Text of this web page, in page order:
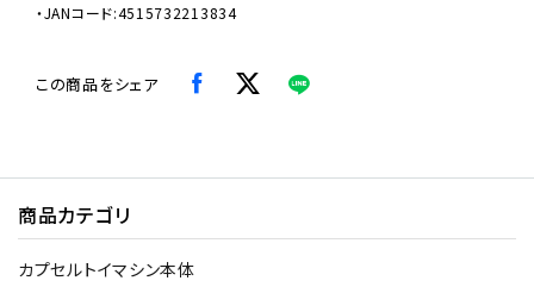
・JANコード:4515732213834
この商品をシェア
商品カテゴリ
カプセルトイマシン本体